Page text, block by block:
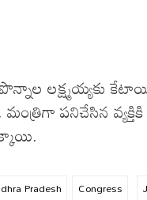
లక్ష్మయ్యకు
మంత్రిగా పనిచేసిన
Pradesh Congress